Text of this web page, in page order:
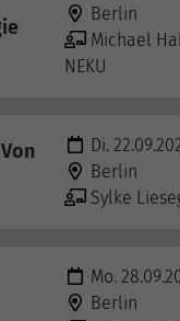
Berlin
Michael
NEKU
Di.
Berlin
Sylke
Mo.
Berlin